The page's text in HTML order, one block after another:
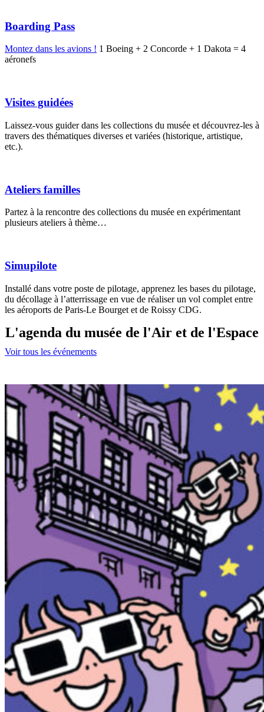
Boarding Pass
Montez dans les avions ! 1 Boeing + 2 Concorde + 1 Dakota = 4
aéronefs
Visites guidées
Laissez-vous guider dans les collections du musée et découvrez-les à
travers des thématiques diverses et variées (historique, artistique,
etc.).
Ateliers familles
Partez à la rencontre des collections du musée en expérimentant
plusieurs ateliers à thème…
Simupilote
Installé dans votre poste de pilotage, apprenez les bases du pilotage,
du décollage à l’atterrissage en vue de réaliser un vol complet entre
les aéroports de Paris-Le Bourget et de Roissy CDG.
L'agenda du musée de l'Air et de l'Espace
Voir tous les événements